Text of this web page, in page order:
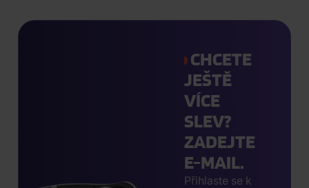
CHCETE
JEŠTĚ
VÍCE
SLEV?
ZADEJTE
E-MAIL.
Přihlaste se k